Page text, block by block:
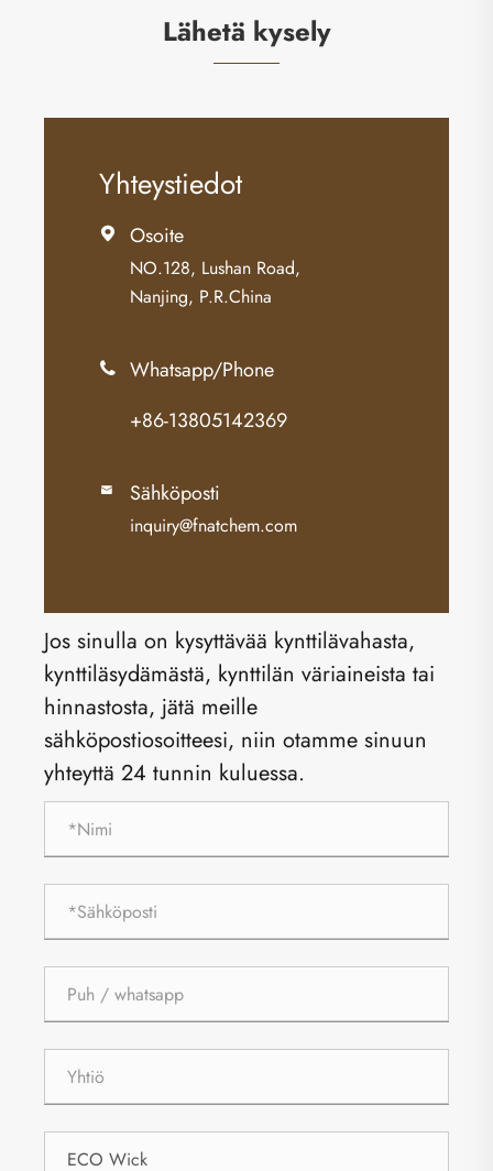
Lähetä kysely
Yhteystiedot
 Osoite
NO.128, Lushan Road,
Nanjing, P.R.China

Whatsapp/Phone
+86-13805142369
 Sähköposti
inquiry@fnatchem.com
Jos sinulla on kysyttävää kynttilävahasta,
kynttiläsydämästä, kynttilän väriaineista tai
hinnastosta, jätä meille
sähköpostiosoitteesi, niin otamme sinuun
yhteyttä 24 tunnin kuluessa.